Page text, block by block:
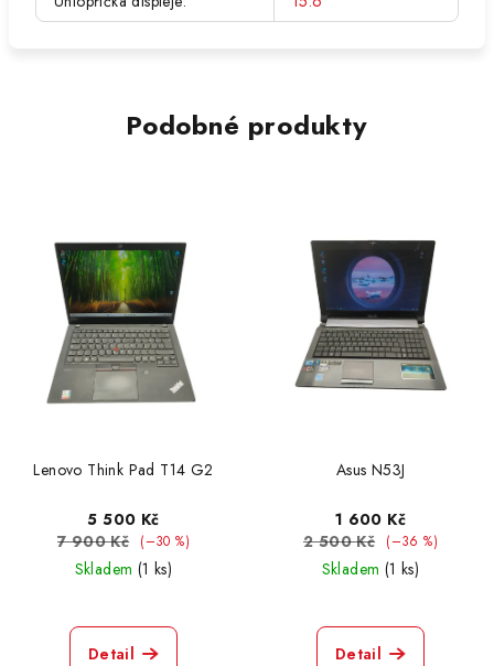
Podobné produkty
Lenovo Think Pad T14 G2
5 500 Kč
7 900 Kč
(–30 %)
Skladem (1 ks)
Detail
Asus N53J
1 600 Kč
2 500 Kč
(–36 %)
Skladem (1 ks)
Detail